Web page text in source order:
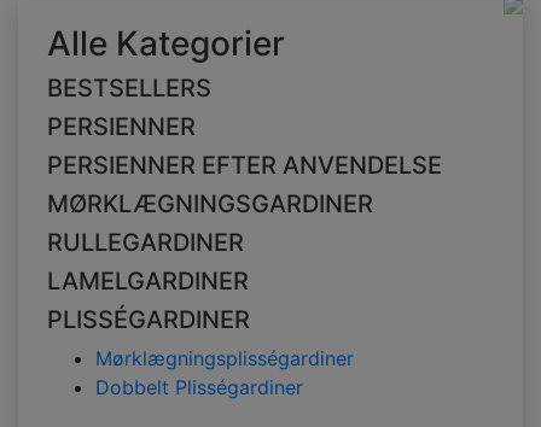
Alle Kategorier
BESTSELLERS
PERSIENNER
PERSIENNER EFTER ANVENDELSE
MØRKLÆGNINGSGARDINER
RULLEGARDINER
LAMELGARDINER
PLISSÉGARDINER
Mørklægningsplisségardiner
Dobbelt Plisségardiner